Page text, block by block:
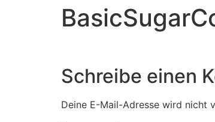
Schreibe einen
Deine E-Mail-Adresse wird nicht